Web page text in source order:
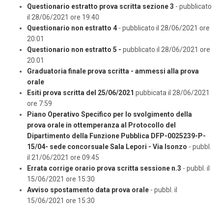
Questionario estratto prova scritta sezione 3 - pubblicato
il 28/06/2021 ore 19:40
Questionario non estratto 4 - pubblicato il 28/06/2021 ore
20:01
Questionario non estratto 5 - pubblicato il 28/06/2021 ore
20:01
Graduatoria finale prova scritta - ammessi alla prova
orale
Esiti prova scritta del 25/06/2021 pubbicata il 28/06/2021
ore 7:59
Piano Operativo Specifico per lo svolgimento della
prova orale in ottemperanza al Protocollo del
Dipartimento della Funzione Pubblica DFP-0025239-P-
15/04- sede concorsuale Sala Lepori - Via Isonzo - pubbl.
il 21/06/2021 ore 09:45
Errata corrige orario prova scritta sessione n.3 - pubbl. il
15/06/2021 ore 15:30
Avviso spostamento data prova orale - pubbl. il
15/06/2021 ore 15:30